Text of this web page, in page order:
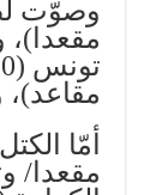
مقعدا/